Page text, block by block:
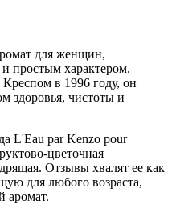
для женщин,
простым характером.
в 1996 году, он
здоровья, чистоты и
L'Eau par Kenzo pour
цветочная
Отзывы хвалят ее как
для любого возраста,
аромат.